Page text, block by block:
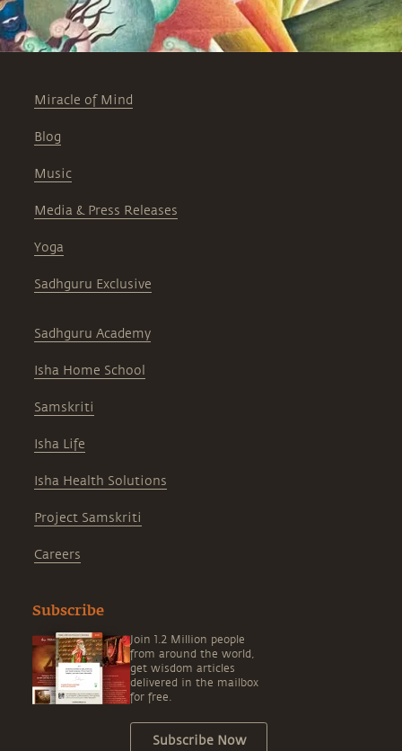
Miracle of Mind
Blog
Music
Media & Press Releases
Yoga
Sadhguru Exclusive
Sadhguru Academy
Isha Home School
Samskriti
Isha Life
Isha Health Solutions
Project Samskriti
Careers
Subscribe
Join 1.2 Million people
from around the world,
get wisdom articles
delivered in the mailbox
for free.
Subscribe Now